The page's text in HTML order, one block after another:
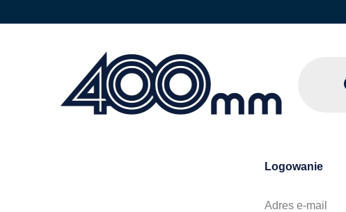
Logowanie
Adres e-mail